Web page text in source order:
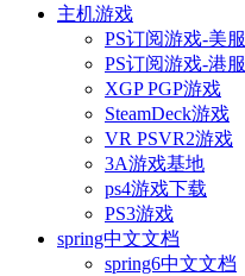
主机游戏
PS订阅游戏-美服
PS订阅游戏-港服
XGP PGP游戏
SteamDeck游戏
VR PSVR2游戏
3A游戏基地
ps4游戏下载
PS3游戏
spring中文文档
spring6中文文档